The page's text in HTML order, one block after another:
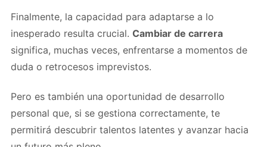
Finalmente, la capacidad para adaptarse a lo
inesperado resulta crucial. Cambiar de carrera
significa, muchas veces, enfrentarse a momentos de
duda o retrocesos imprevistos.
Pero es también una oportunidad de desarrollo
personal que, si se gestiona correctamente, te
permitirá descubrir talentos latentes y avanzar hacia